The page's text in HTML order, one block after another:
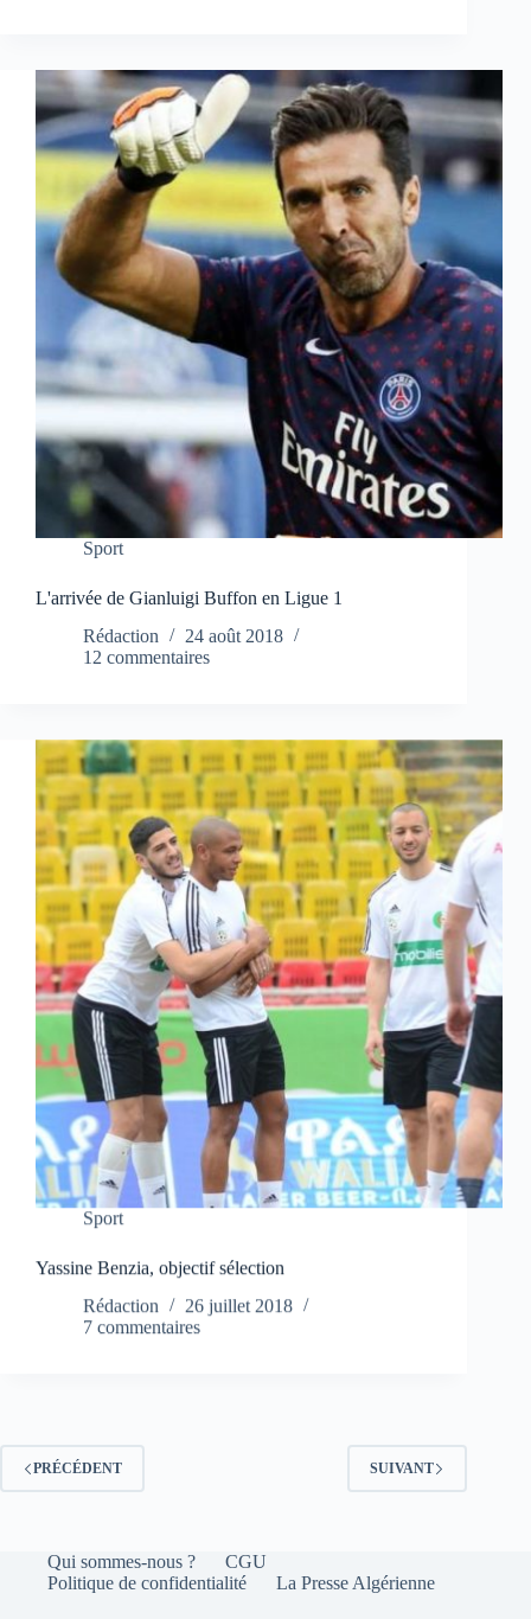
Sport
L'arrivée de Gianluigi Buffon en Ligue 1
Rédaction
24 août 2018
12 commentaires
Sport
Yassine Benzia, objectif sélection
Rédaction
26 juillet 2018
7 commentaires
PRÉCÉDENT SUIVANT
Qui sommes-nous ?
CGU
Politique de confidentialité
La Presse Algérienne